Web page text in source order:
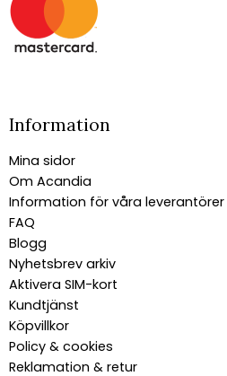
Information
Mina sidor
Om Acandia
Information för våra leverantörer
FAQ
Blogg
Nyhetsbrev arkiv
Aktivera SIM-kort
Kundtjänst
Köpvillkor
Policy & cookies
Reklamation & retur